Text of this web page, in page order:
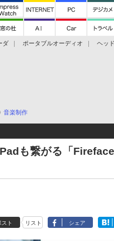
ダ ポータブルオーディオ ヘッ
音楽制作
も繋がる「
スト リスト シェア